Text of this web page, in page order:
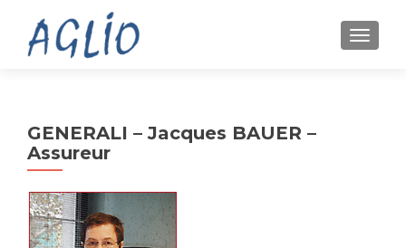
GENERALI – Jacques BAUER –
Assureur